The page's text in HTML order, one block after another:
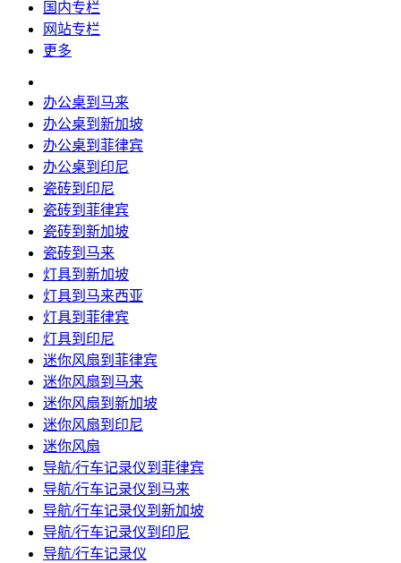
国内专栏
网站专栏
更多
办公桌到马来
办公桌到新加坡
办公桌到菲律宾
办公桌到印尼
瓷砖到印尼
瓷砖到菲律宾
瓷砖到新加坡
瓷砖到马来
灯具到新加坡
灯具到马来西亚
灯具到菲律宾
灯具到印尼
迷你风扇到菲律宾
迷你风扇到马来
迷你风扇到新加坡
迷你风扇到印尼
迷你风扇
导航/行车记录仪到菲律宾
导航/行车记录仪到马来
导航/行车记录仪到新加坡
导航/行车记录仪到印尼
导航/行车记录仪